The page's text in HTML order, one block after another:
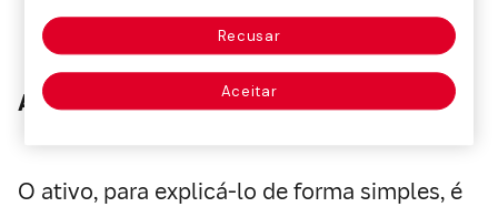
Ativo
O ativo, para explicá-lo de forma simples, é
Recusar
Aceitar